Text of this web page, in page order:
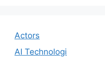
Actors
AI Technologi